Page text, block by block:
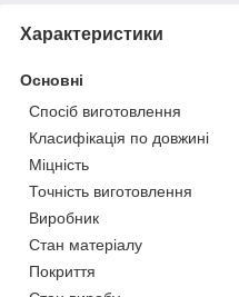
Характеристики
Основні
Спосіб виготовлення
Класифікація по довжині
Міцність
Точність виготовлення
Виробник
Стан матеріалу
Покриття